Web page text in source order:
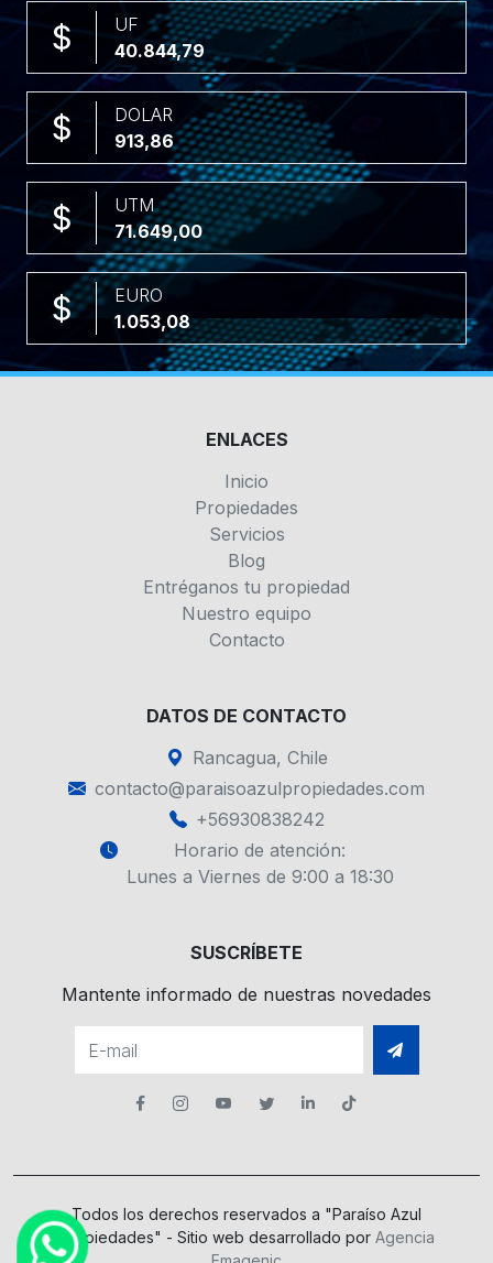
UF
40.844,79
DOLAR
913,86
UTM
71.649,00
EURO
1.053,08
ENLACES
Inicio
Propiedades
Servicios
Blog
Entréganos tu propiedad
Nuestro equipo
Contacto
DATOS DE CONTACTO
Rancagua, Chile
contacto@paraisoazulpropiedades.com
+56930838242
Horario de atención:
Lunes a Viernes de 9:00 a 18:30
SUSCRÍBETE
Mantente informado de nuestras novedades
Todos los derechos reservados a "Paraíso Azul
Propiedades" - Sitio web desarrollado por Agencia